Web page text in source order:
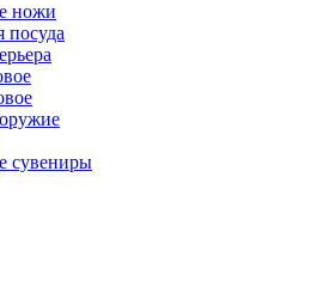
ножи
посуда
сувениры